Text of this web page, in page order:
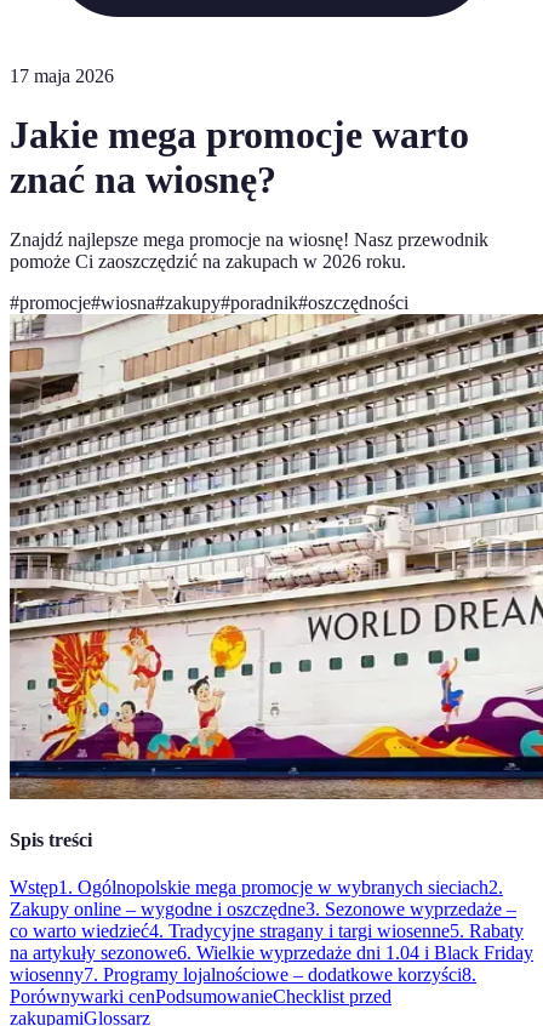
17 maja 2026
Jakie mega promocje warto
znać na wiosnę?
Znajdź najlepsze mega promocje na wiosnę! Nasz przewodnik
pomoże Ci zaoszczędzić na zakupach w 2026 roku.
#promocje#wiosna#zakupy#poradnik#oszczędności
Spis treści
Wstęp1. Ogólnopolskie mega promocje w wybranych sieciach2.
Zakupy online – wygodne i oszczędne3. Sezonowe wyprzedaże –
co warto wiedzieć4. Tradycyjne stragany i targi wiosenne5. Rabaty
na artykuły sezonowe6. Wielkie wyprzedaże dni 1.04 i Black Friday
wiosenny7. Programy lojalnościowe – dodatkowe korzyści8.
Porównywarki cenPodsumowanieChecklist przed
zakupamiGlossarz